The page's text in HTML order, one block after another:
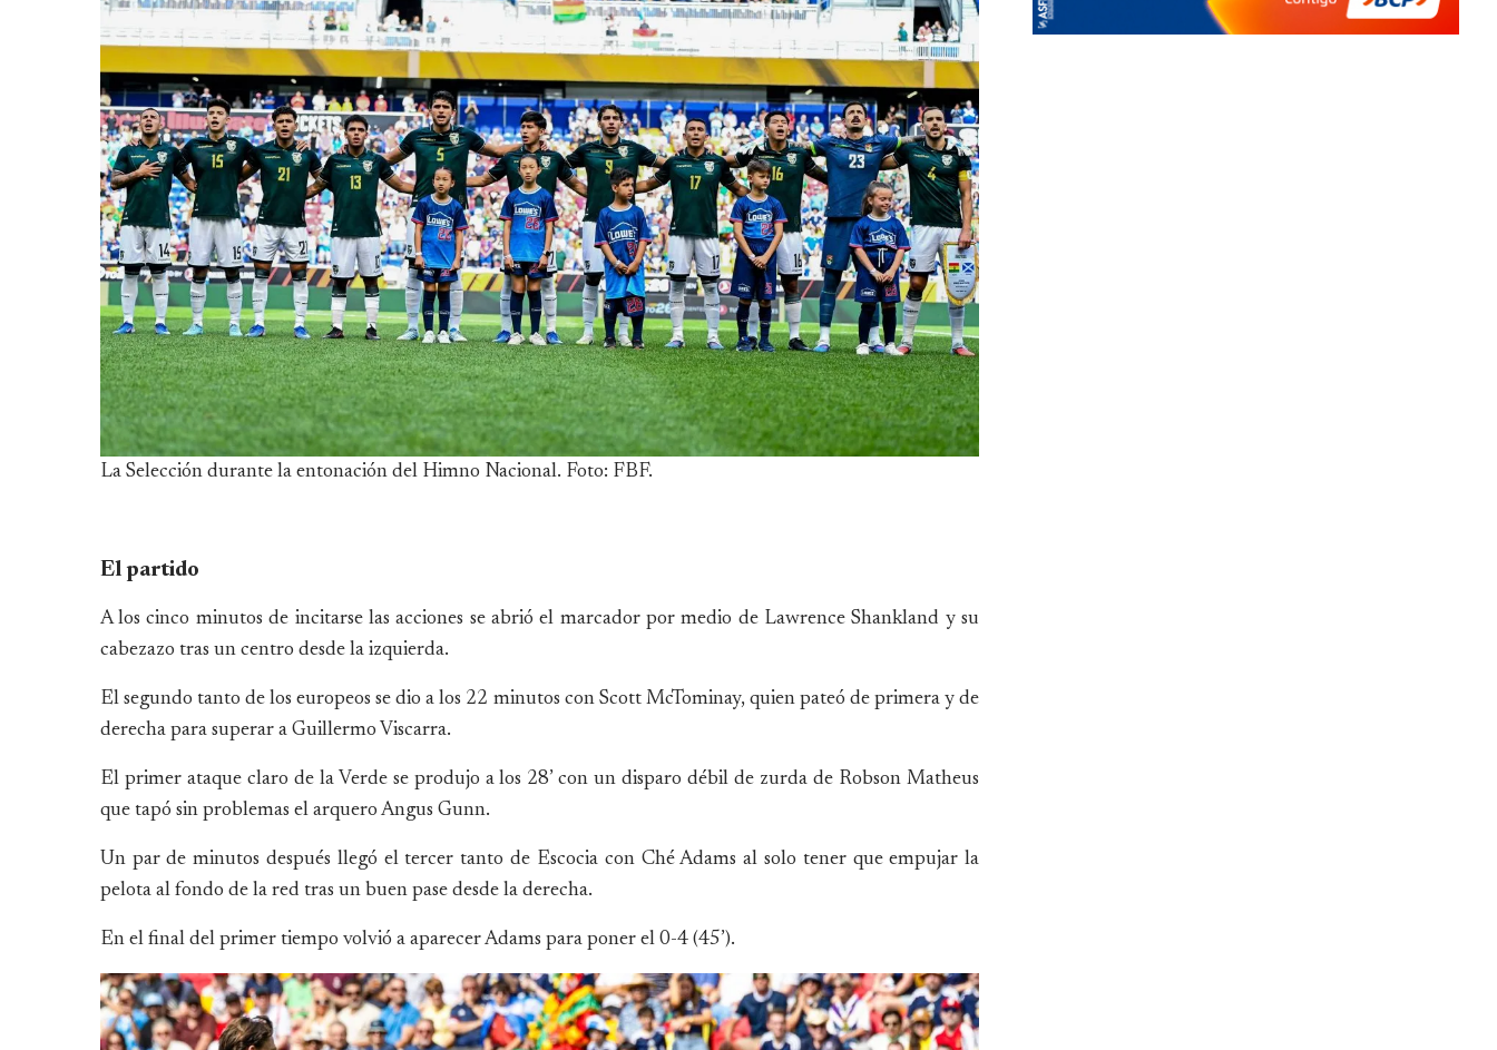
La Selección durante la entonación del Himno Nacional. Foto: FBF.
El partido
A los cinco minutos de incitarse las acciones se abrió el marcador por medio de Lawrence Shankland y su
cabezazo tras un centro desde la izquierda.
El segundo tanto de los europeos se dio a los 22 minutos con Scott McTominay, quien pateó de primera y de
derecha para superar a Guillermo Viscarra.
El primer ataque claro de la Verde se produjo a los 28’ con un disparo débil de zurda de Robson Matheus
que tapó sin problemas el arquero Angus Gunn.
Un par de minutos después llegó el tercer tanto de Escocia con Ché Adams al solo tener que empujar la
pelota al fondo de la red tras un buen pase desde la derecha.
En el final del primer tiempo volvió a aparecer Adams para poner el 0-4 (45’).